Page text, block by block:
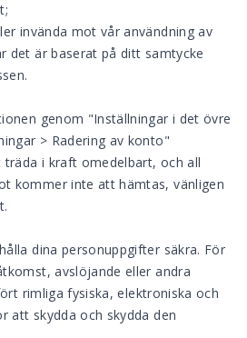
invända mot vår användning av
det är baserat på ditt samtycke
genom "Inställningar i det övre
> Radering av konto"
träda i kraft omedelbart, och all
kommer inte att hämtas, vänligen
dina personuppgifter säkra. För
avslöjande eller andra
rimliga fysiska, elektroniska och
att skydda och skydda den